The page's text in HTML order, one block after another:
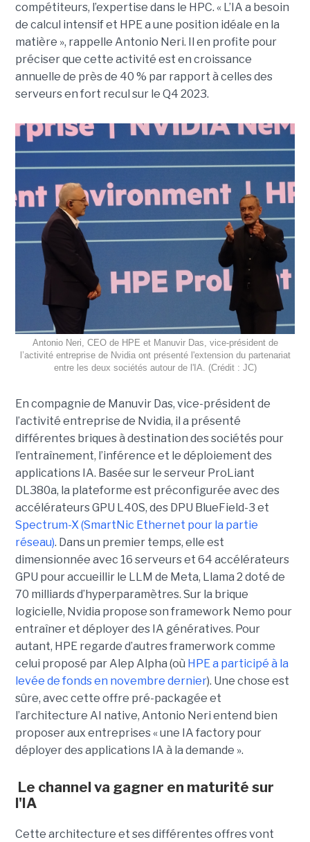
compétiteurs, l’expertise dans le HPC. « L’IA a besoin
de calcul intensif et HPE a une position idéale en la
matière », rappelle Antonio Neri. Il en profite pour
préciser que cette activité est en croissance
annuelle de près de 40 % par rapport à celles des
serveurs en fort recul sur le Q4 2023.
Antonio Neri, CEO de HPE et Manuvir Das, vice-président de
l’activité entreprise de Nvidia ont présenté l'extension du partenariat
entre les deux sociétés autour de l'IA. (Crédit : JC)
En compagnie de Manuvir Das, vice-président de
l’activité entreprise de Nvidia, il a présenté
différentes briques à destination des sociétés pour
l’entraînement, l’inférence et le déploiement des
applications IA. Basée sur le serveur ProLiant
DL380a, la plateforme est préconfigurée avec des
accélérateurs GPU L40S, des DPU BlueField-3 et
Spectrum-X (SmartNic Ethernet pour la partie
réseau). Dans un premier temps, elle est
dimensionnée avec 16 serveurs et 64 accélérateurs
GPU pour accueillir le LLM de Meta, Llama 2 doté de
70 milliards d’hyperparamètres. Sur la brique
logicielle, Nvidia propose son framework Nemo pour
entraîner et déployer des IA génératives. Pour
autant, HPE regarde d’autres framerwork comme
celui proposé par Alep Alpha (où HPE a participé à la
levée de fonds en novembre dernier). Une chose est
sûre, avec cette offre pré-packagée et
l’architecture AI native, Antonio Neri entend bien
proposer aux entreprises « une IA factory pour
déployer des applications IA à la demande ».
Le channel va gagner en maturité sur
l'IA
Cette architecture et ses différentes offres vont